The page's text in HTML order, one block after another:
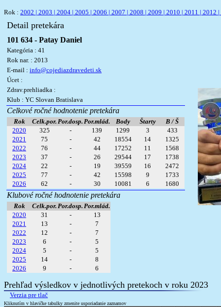
Rok : 2002 | 2003 | 2004 | 2005 | 2006 | 2007 | 2008 | 2009 | 2010 | 2011 | 2012 |
Detail pretekára
101 634 - Patay Daniel
Kategória : 41
Rok nar. : 2013
E-mail : info@cojediazdravedeti.sk
Úcet :
Zdrav.prehliadka :
Klub : YC Slovan Bratislava
Celkové ročné hodnotenie pretekára
Rok Celk.por. Por.dosp. Por.mlád. Body Štarty
B / Š
2020
325 - 139 1299 3
433
2021
75 - 42 18554 14
1325
2022
76 - 44 17252 11
1568
2023
37 - 26 29544 17
1738
2024
22 - 19 39559 16
2472
2025
77 - 42 15598 9
1733
2026
62 - 30 10081 6 1680
Klubové ročné hodnotenie pretekára
Rok Celk.por. Por.dosp. Por.mlád.
2020
31 -
13
2021
13 -
7
2022
12 -
7
2023
6 -
5
2024
5 -
5
2025
14 -
8
2026
9 - 6
Prehľad výsledkov v jednotlivých pretekoch v roku 2023
Verzia pre tlač
Kliknutím v hlavičke tabulky zmenite usporiadanie zaznamov